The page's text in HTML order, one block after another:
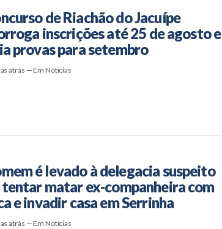
de Riachão do Jacuípe
inscrições até 25 de agosto e
provas para setembro
atrás — Em Notícias
é levado à delegacia suspeito
tentar matar ex-companheira com
e invadir casa em Serrinha
atrás — Em Notícias